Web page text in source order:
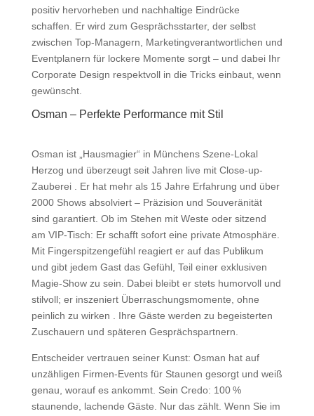
positiv hervorheben und nachhaltige Eindrücke
schaffen. Er wird zum Gesprächsstarter, der selbst
zwischen Top-Managern, Marketingverantwortlichen und
Eventplanern für lockere Momente sorgt – und dabei Ihr
Corporate Design respektvoll in die Tricks einbaut, wenn
gewünscht.
Osman – Perfekte Performance mit Stil
Osman ist „Hausmagier“ in Münchens Szene-Lokal
Herzog und überzeugt seit Jahren live mit Close-up-
Zauberei
. Er hat mehr als 15 Jahre Erfahrung und über
2000 Showsabsolviert – Präzision und Souveränität
sind garantiert. Ob im Stehen mit Weste oder sitzend
am VIP-Tisch: Er schafft sofort eine private Atmosphäre.
Mit Fingerspitzengefühl reagiert er auf das Publikum
und gibt jedem Gast das Gefühl, Teil einer exklusiven
Magie-Show zu sein. Dabei bleibt er stets humorvoll und
stilvoll; er inszeniert Überraschungsmomente, ohne
peinlich zu wirken
. Ihre Gäste werden zu begeisterten
Zuschauern und späteren Gesprächspartnern.
Entscheider vertrauen seiner Kunst: Osman hat auf
unzähligen Firmen-Events für Staunen gesorgt und weiß
genau, worauf es ankommt. Sein Credo: 100 %
staunende, lachende Gäste. Nur das zählt. Wenn Sie im